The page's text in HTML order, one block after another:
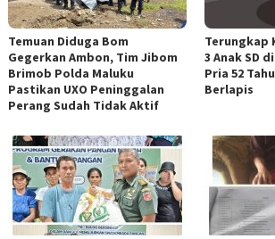
Temuan Diduga Bom
Gegerkan Ambon, Tim Jibom
Brimob Polda Maluku
Pastikan UXO Peninggalan
Perang Sudah Tidak Aktif
Terungkap
3 Anak SD
Pria 52
Berlapis